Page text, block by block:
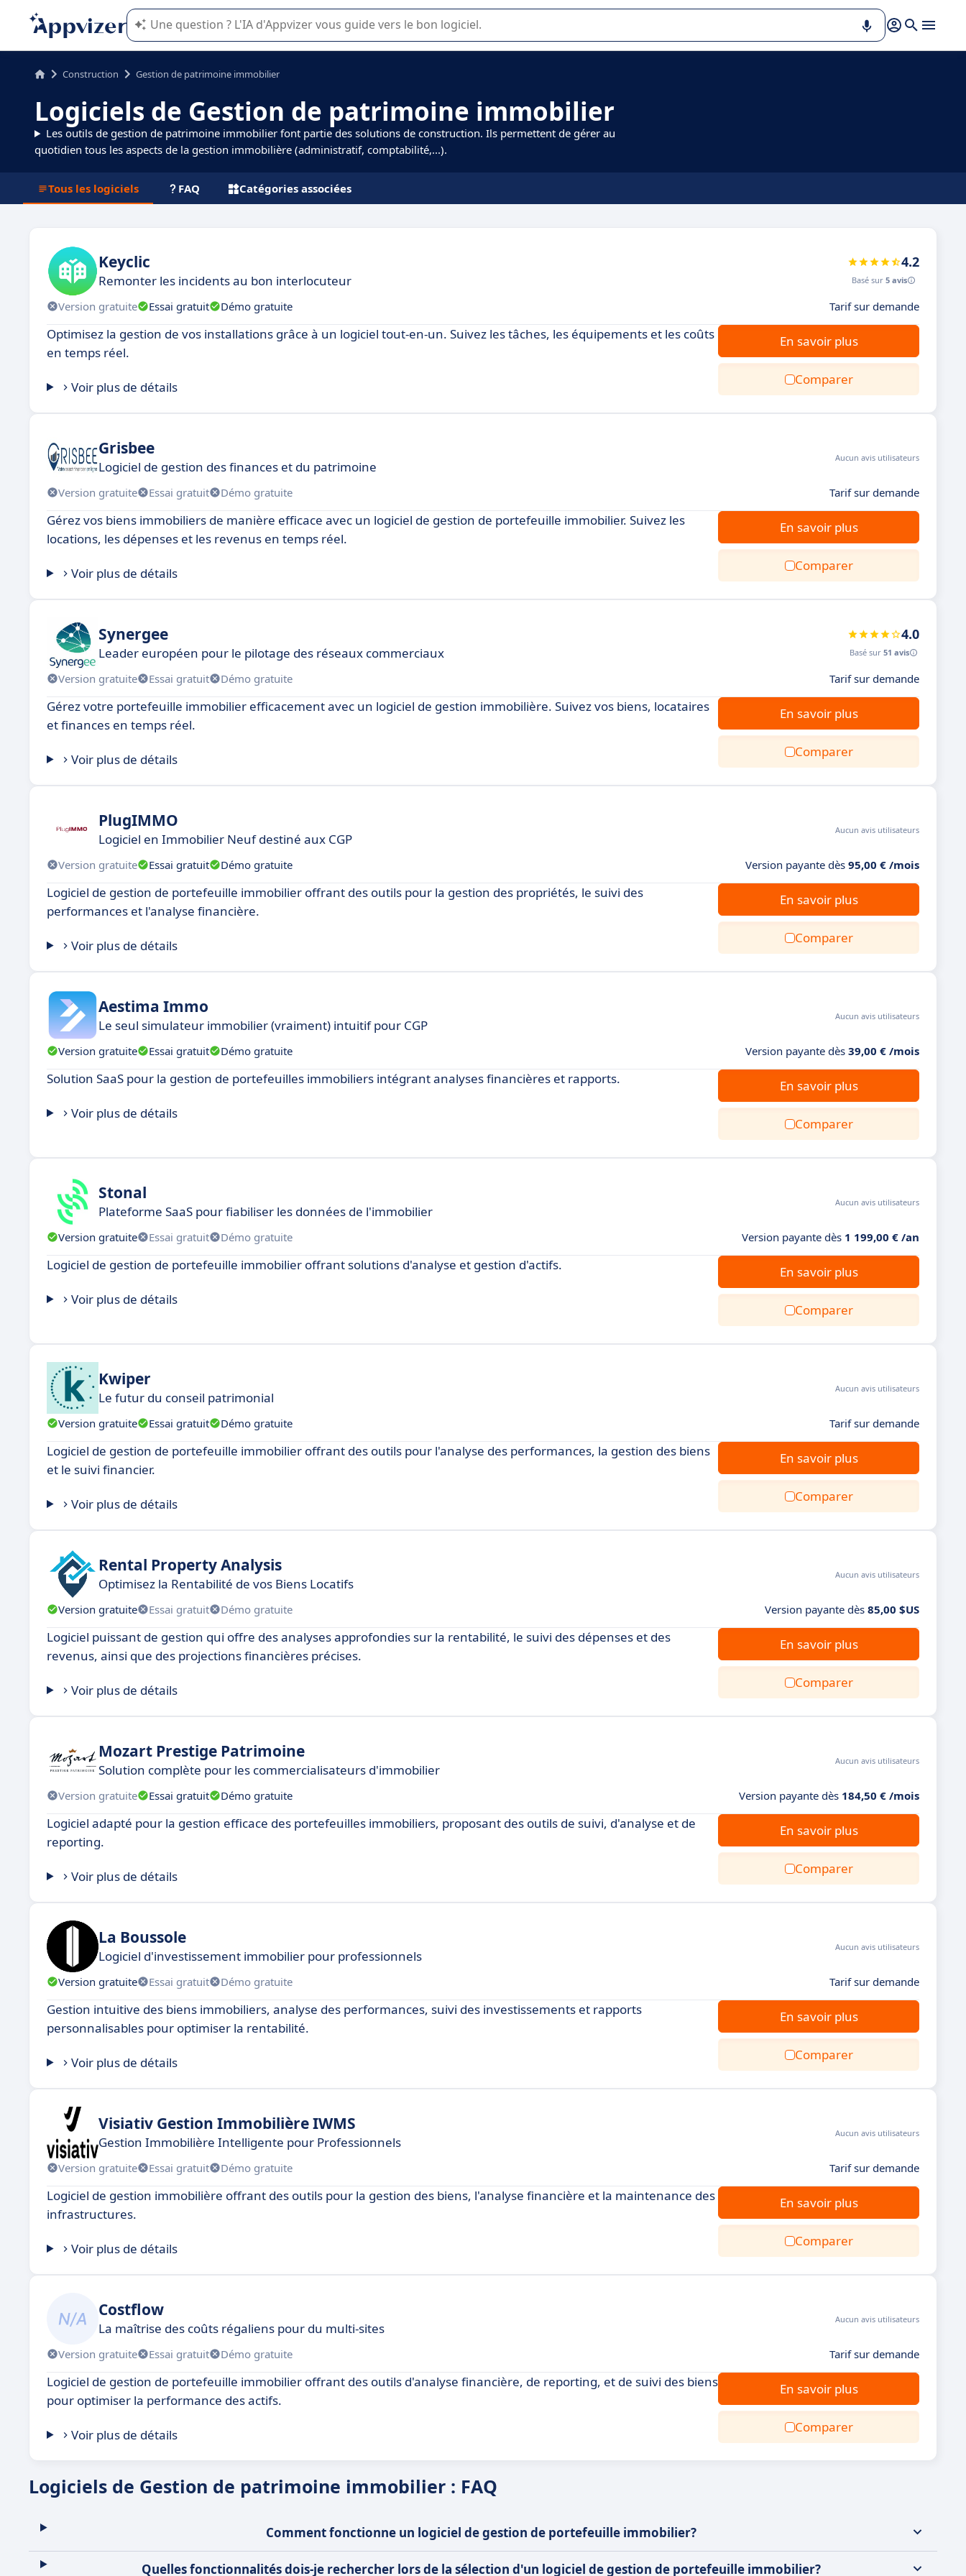
L'IA de Appvizer vous guide dans l'utilisation ou la sélection de logiciel SaaS en entreprise.
Construction Gestion de patrimoine immobilier
Logiciels de Gestion de patrimoine immobilier
Les outils de gestion de patrimoine immobilier font partie des solutions de construction. Ils permettent de gérer au
quotidien tous les aspects de la gestion immobilière (administratif, comptabilité,...).
Tous les logiciels FAQ Catégories associées
Keyclic
Remonter les incidents au bon interlocuteur
4.2
Basé sur 5 avis
Version gratuite Essai gratuit Démo gratuite Tarif sur demande
Optimisez la gestion de vos installations grâce à un logiciel tout-en-un. Suivez les tâches, les équipements et les coûts
en temps réel.
Voir plus de détails
En savoir plus
Comparer
Grisbee
Logiciel de gestion des finances et du patrimoine
Aucun avis utilisateurs
Version gratuite Essai gratuit Démo gratuite Tarif sur demande
Gérez vos biens immobiliers de manière efficace avec un logiciel de gestion de portefeuille immobilier. Suivez les
locations, les dépenses et les revenus en temps réel.
Voir plus de détails
En savoir plus
Comparer
Synergee
Leader européen pour le pilotage des réseaux commerciaux
4.0
Basé sur 51 avis
Version gratuite Essai gratuit Démo gratuite Tarif sur demande
Gérez votre portefeuille immobilier efficacement avec un logiciel de gestion immobilière. Suivez vos biens, locataires
et finances en temps réel.
Voir plus de détails
En savoir plus
Comparer
PlugIMMO
Logiciel en Immobilier Neuf destiné aux CGP
Aucun avis utilisateurs
Version gratuite Essai gratuit Démo gratuite Version payante dès 95,00 € /mois
Logiciel de gestion de portefeuille immobilier offrant des outils pour la gestion des propriétés, le suivi des
performances et l'analyse financière.
Voir plus de détails
En savoir plus
Comparer
Aestima Immo
Le seul simulateur immobilier (vraiment) intuitif pour CGP
Aucun avis utilisateurs
Version gratuite Essai gratuit Démo gratuite Version payante dès 39,00 € /mois
Solution SaaS pour la gestion de portefeuilles immobiliers intégrant analyses financières et rapports.
Voir plus de détails
En savoir plus
Comparer
Stonal
Plateforme SaaS pour fiabiliser les données de l'immobilier
Aucun avis utilisateurs
Version gratuite Essai gratuit Démo gratuite Version payante dès 1 199,00 € /an
Logiciel de gestion de portefeuille immobilier offrant solutions d'analyse et gestion d'actifs.
Voir plus de détails
En savoir plus
Comparer
Kwiper
Le futur du conseil patrimonial
Aucun avis utilisateurs
Version gratuite Essai gratuit Démo gratuite Tarif sur demande
Logiciel de gestion de portefeuille immobilier offrant des outils pour l'analyse des performances, la gestion des biens
et le suivi financier.
Voir plus de détails
En savoir plus
Comparer
Rental Property Analysis
Optimisez la Rentabilité de vos Biens Locatifs
Aucun avis utilisateurs
Version gratuite Essai gratuit Démo gratuite Version payante dès 85,00 $US
Logiciel puissant de gestion qui offre des analyses approfondies sur la rentabilité, le suivi des dépenses et des
revenus, ainsi que des projections financières précises.
Voir plus de détails
En savoir plus
Comparer
Mozart Prestige Patrimoine
Solution complète pour les commercialisateurs d'immobilier
Aucun avis utilisateurs
Version gratuite Essai gratuit Démo gratuite Version payante dès 184,50 € /mois
Logiciel adapté pour la gestion efficace des portefeuilles immobiliers, proposant des outils de suivi, d'analyse et de
reporting.
Voir plus de détails
En savoir plus
Comparer
La Boussole
Logiciel d'investissement immobilier pour professionnels
Aucun avis utilisateurs
Version gratuite Essai gratuit Démo gratuite Tarif sur demande
Gestion intuitive des biens immobiliers, analyse des performances, suivi des investissements et rapports
personnalisables pour optimiser la rentabilité.
Voir plus de détails
En savoir plus
Comparer
Visiativ Gestion Immobilière IWMS
Gestion Immobilière Intelligente pour Professionnels
Aucun avis utilisateurs
Version gratuite Essai gratuit Démo gratuite Tarif sur demande
Logiciel de gestion immobilière offrant des outils pour la gestion des biens, l'analyse financière et la maintenance des
infrastructures.
Voir plus de détails
En savoir plus
Comparer
Costflow
La maîtrise des coûts régaliens pour du multi-sites
Aucun avis utilisateurs
Version gratuite Essai gratuit Démo gratuite Tarif sur demande
Logiciel de gestion de portefeuille immobilier offrant des outils d'analyse financière, de reporting, et de suivi des biens
pour optimiser la performance des actifs.
Voir plus de détails
En savoir plus
Comparer
Logiciels de Gestion de patrimoine immobilier : FAQ
Comment fonctionne un logiciel de gestion de portefeuille immobilier?
Quelles fonctionnalités dois-je rechercher lors de la sélection d'un logiciel de gestion de portefeuille immobilier?